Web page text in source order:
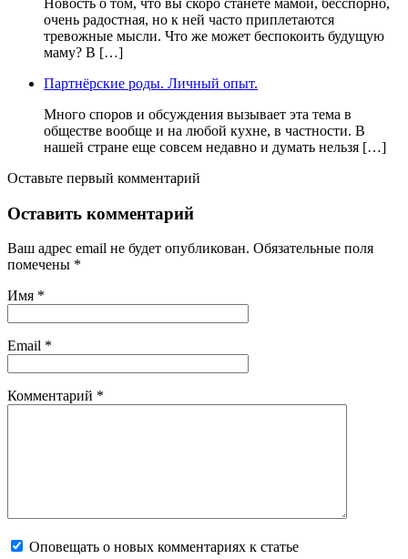
очень радостная, но к ней часто приплетаются
тревожные мысли. Что же может беспокоить будущую
маму? В […]
Партнёрские роды. Личный опыт.
Много споров и обсуждения вызывает эта тема в
обществе вообще и на любой кухне, в частности. В
нашей стране еще совсем недавно и думать нельзя […]
Оставьте первый комментарий
Оставить комментарий
Ваш адрес email не будет опубликован. Обязательные поля
помечены *
Имя *
Email *
Комментарий *
Оповещать о новых комментариях к статье